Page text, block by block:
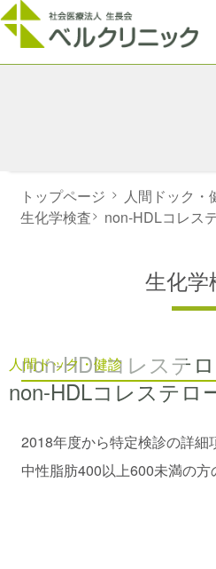
人間ドック・健診
non-HDLコレステロ
トップページ > 人間ドック・
生化学検査> non-HDLコレス
生化学
non-HDLコレステ
2018年度から特定検診の詳細
中性脂肪400以上600未満の方